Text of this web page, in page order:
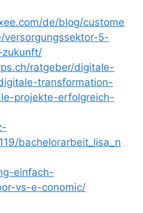
de/blog/custome
versorgungssektor-5-
ratgeber/digitale-
transformation-
projekte-erfolgreich-
bachelorarbeit_lisa_n
einfach-
vs-e-conomic/